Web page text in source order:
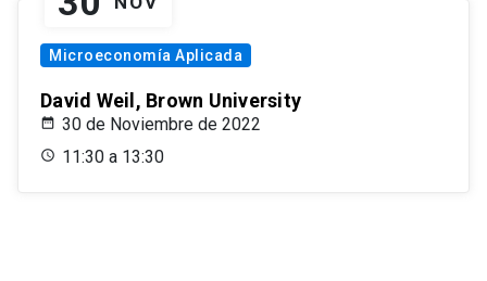
Microeconomía Aplicada
David Weil, Brown University
30 de Noviembre de 2022
11:30 a 13:30